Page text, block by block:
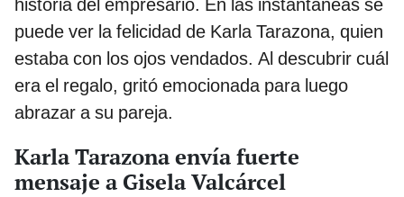
puede ver la felicidad de Karla Tarazona, quien
estaba con los ojos vendados. Al descubrir cuál
era el regalo, gritó emocionada para luego
abrazar a su pareja.
Karla Tarazona envía fuerte
mensaje a Gisela Valcárcel